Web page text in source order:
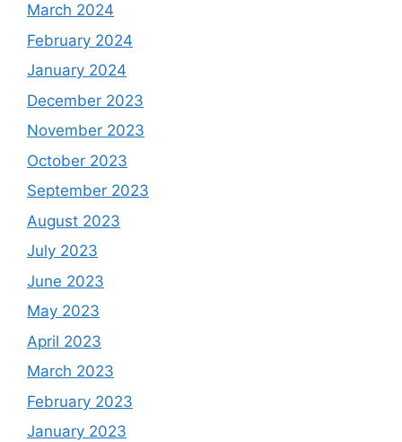
March 2024
February 2024
January 2024
December 2023
November 2023
October 2023
September 2023
August 2023
July 2023
June 2023
May 2023
April 2023
March 2023
February 2023
January 2023